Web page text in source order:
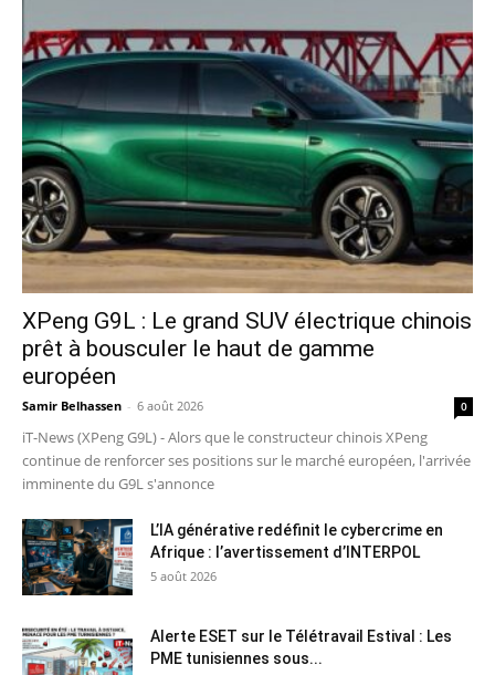
XPeng G9L : Le grand SUV électrique chinois
prêt à bousculer le haut de gamme
européen
Samir Belhassen - 6 août 2026 0
iT-News (XPeng G9L) - Alors que le constructeur chinois XPeng
continue de renforcer ses positions sur le marché européen, l'arrivée
imminente du G9L s'annonce
L’IA générative redéfinit le cybercrime en
Afrique : l’avertissement d’INTERPOL
5 août 2026
Alerte ESET sur le Télétravail Estival : Les
PME tunisiennes sous...